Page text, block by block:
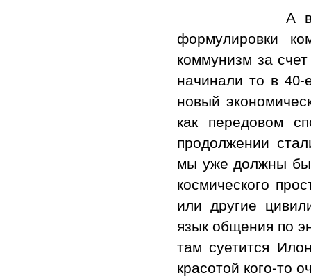
А ведь на
формулировки
коммунизм за
начинали то в
новый
как передовом
продолжении
мы уже должны
космического
или другие
язык общения по
там суетится
красотой кого-то